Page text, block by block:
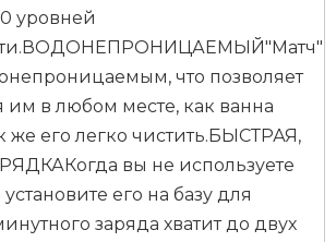
уровней
что позволяет
им в любом месте, как ванна
же его легко чистить.БЫСТРАЯ,
вы не используете
его на базу для
заряда хватит до двух